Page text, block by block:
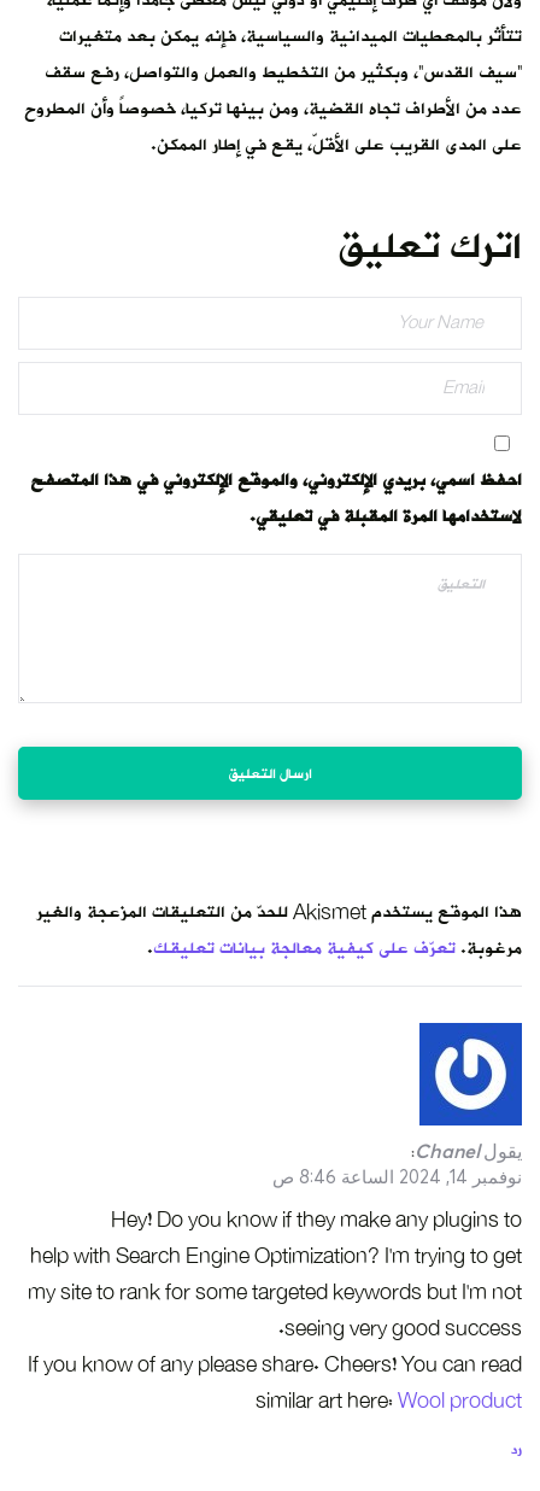
تتأثر بالمعطيات الميدانية والسياسية، فإنه يمكن بعد متغيرات
“سيف القدس”، وبكثير من التخطيط والعمل والتواصل، رفع سقف
عدد من الأطراف تجاه القضية، ومن بينها تركيا، خصوصاً وأن المطروح
على المدى القريب على الأقلّ، يقع في إطار الممكن.
اترك تعليق
احفظ اسمي، بريدي الإلكتروني، والموقع الإلكتروني في هذا المتصفح
لاستخدامها المرة المقبلة في تعليقي.
هذا الموقع يستخدم Akismet للحدّ من التعليقات المزعجة والغير
مرغوبة.تعرّف على كيفية معالجة بيانات تعليقك.
يقول Chanel
:
نوفمبر 14, 2024 الساعة 8:46 ص
Hey! Do you know if they make any plugins to
help with Search Engine Optimization? I’m trying to get
my site to rank for some targeted keywords but I’m not
seeing very good success.
If you know of any please share. Cheers! You can read
similar art here:Wool product
رد